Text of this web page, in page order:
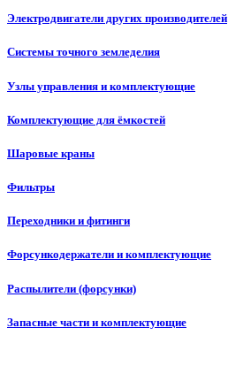
Электродвигатели других производителей
Системы точного земледелия
Узлы управления и комплектующие
Комплектующие для ёмкостей
Шаровые краны
Фильтры
Переходники и фитинги
Форсункодержатели и комплектующие
Распылители (форсунки)
Запасные части и комплектующие